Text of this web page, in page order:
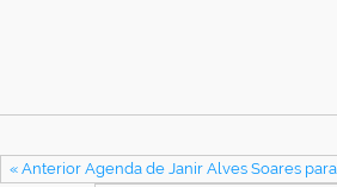
« Anterior Agenda de Janir Alves Soares